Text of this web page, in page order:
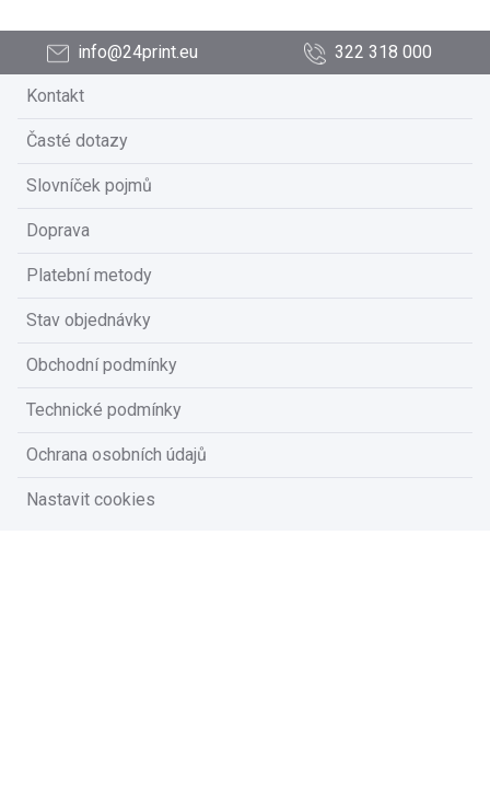
info@24print.eu 322 318 000
Kontakt
Časté dotazy
Slovníček pojmů
Doprava
Platební metody
Stav objednávky
Obchodní podmínky
Technické podmínky
Ochrana osobních údajů
Nastavit cookies